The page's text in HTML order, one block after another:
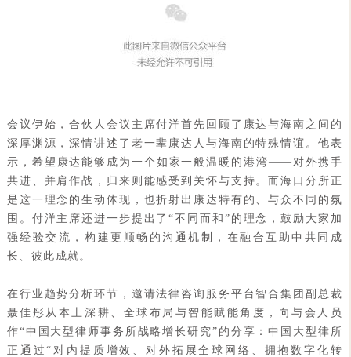
会议伊始，合伙人会议主席付洋首先回顾了康达与海南之间的
深厚渊源，深情讲述了老一辈康达人与海南的特殊情谊。他表
示，希望康达能够成为一个如家一般温暖的港湾——对外携手
共进、并肩作战，归来则能感受到关怀与支持。而海口分所正
是这一理念的生动体现，也折射出康达特有的、与众不同的氛
围。付洋主席还进一步提出了“不同而和”的理念，鼓励大家加
强经验交流，构建更顺畅的沟通机制，在融合互助中共同成
长、彼此成就。
在行业趋势分析环节，邀请法律咨询服务平台智合集团副总裁
聂佳彤从本土深耕、全球布局与智能赋能角度，向与会人员
作“中国大型律师事务所战略增长研究”的分享：中国大型律所
正通过“对内提质增效、对外拓展全球网络、拥抱数字化转